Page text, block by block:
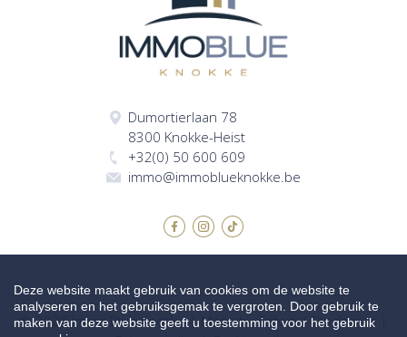
Dumortierlaan 78
8300 Knokke-Heist
+32(0) 50 600 609
immo@immoblueknokke.be
© 2026 Immo Blue Knokke | Made by Zabun|Disclaimer
Deze website maakt gebruik van cookies om de website te
analyseren en het gebruiksgemak te vergroten. Door gebruik te
maken van deze website geeft u toestemming voor het gebruik